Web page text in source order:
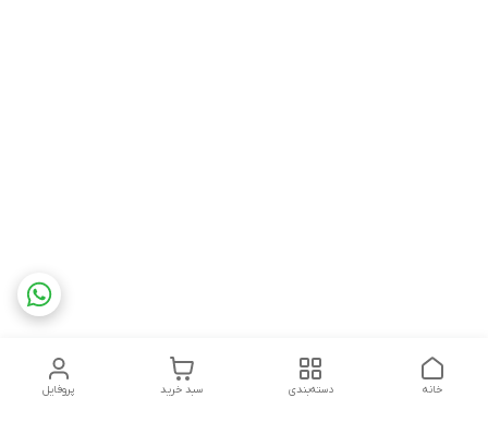
پروفایل سبد خرید دسته‌بندی خانه